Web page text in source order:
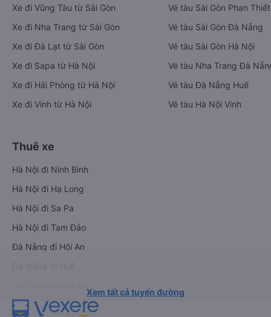
Xe đi Vũng Tàu từ Sài Gòn
Xe đi Nha Trang từ Sài Gòn
Xe đi Đà Lạt từ Sài Gòn
Xe đi Sapa từ Hà Nội
Xe đi Hải Phòng từ Hà Nội
Xe đi Vinh từ Hà Nội
Vé tàu Sài Gòn Phan Thiết
Vé tàu Sài Gòn Đà Nẵng
Vé tàu Sài Gòn Hà Nội
Vé tàu Nha Trang Đà
Vé tàu Đà Nẵng Huế
Vé tàu Hà Nội Vinh
Thuê xe
Hà Nội đi Ninh Bình
Hà Nội đi Hạ Long
Hà Nội đi Sa Pa
Hà Nội đi Tam Đảo
Đà Nẵng đi Hội An
Xem tất cả tuyến đường